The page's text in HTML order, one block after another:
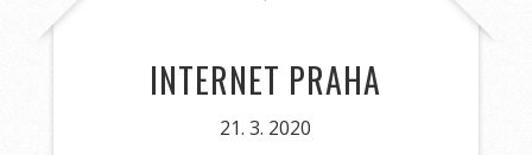
INTERNET PRAHA
21. 3. 2020